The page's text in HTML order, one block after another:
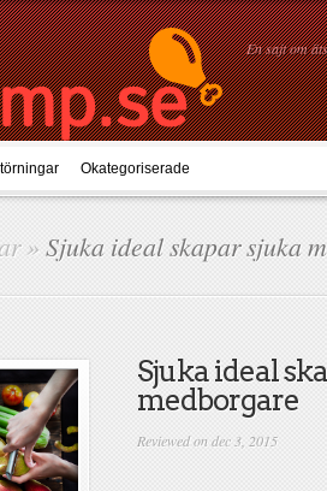
En sajt om
Okategoriserade
» Sjuka ideal skapar sjuka
Sjuka ideal
medborgare
Reviewed on dec 3, 2015